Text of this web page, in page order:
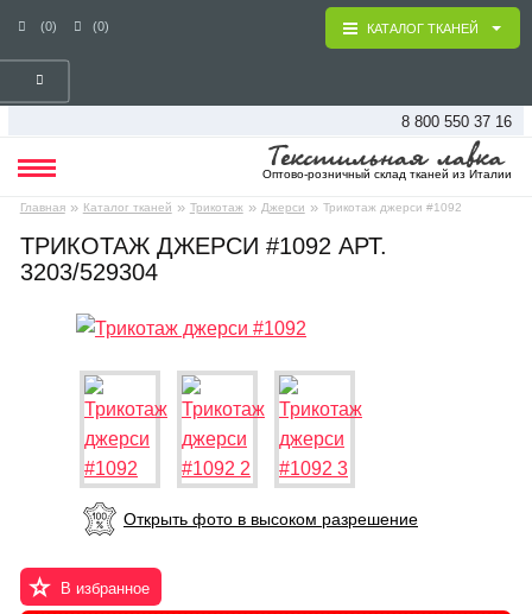
(0) (0)
8 800 550 37 16
Оптово-розничный склад тканей из Италии
Главная » Каталог тканей » Трикотаж » Джерси » Трикотаж джерси #1092
КАТАЛОГ ТКАНЕЙ
ТРИКОТАЖ ДЖЕРСИ #1092 АРТ.
3203/529304
Открыть фото в высоком разрешение
В избранное